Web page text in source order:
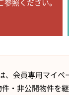
照ください。
、会員専用マイペ
・非公開物件を